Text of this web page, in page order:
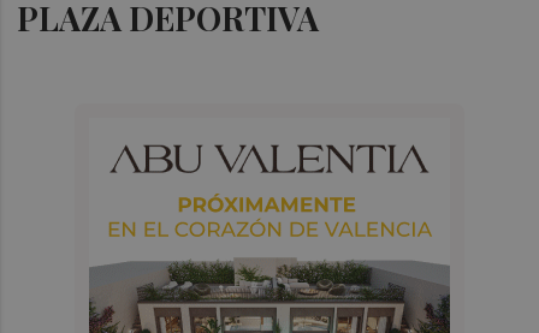
PLAZA DEPORTIVA